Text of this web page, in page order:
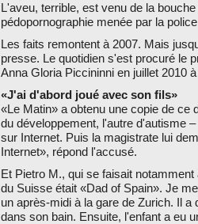
L'aveu, terrible, est venu de la
pédopornographie menée par la
Les faits remontent à 2007. Mais
presse. Le quotidien s'est procuré le
Anna Gloria Piccininni en juillet 2010
«J'ai d'abord joué avec son fils»
«Le Matin» a obtenu une copie de ce
du développement, l'autre d'autisme
sur Internet. Puis la magistrate lui
Internet», répond l'accusé.
Et Pietro M., qui se faisait
du Suisse était «Dad of Spain». Je
un après-midi à la gare de Zurich. Il
dans son bain. Ensuite, l'enfant a eu